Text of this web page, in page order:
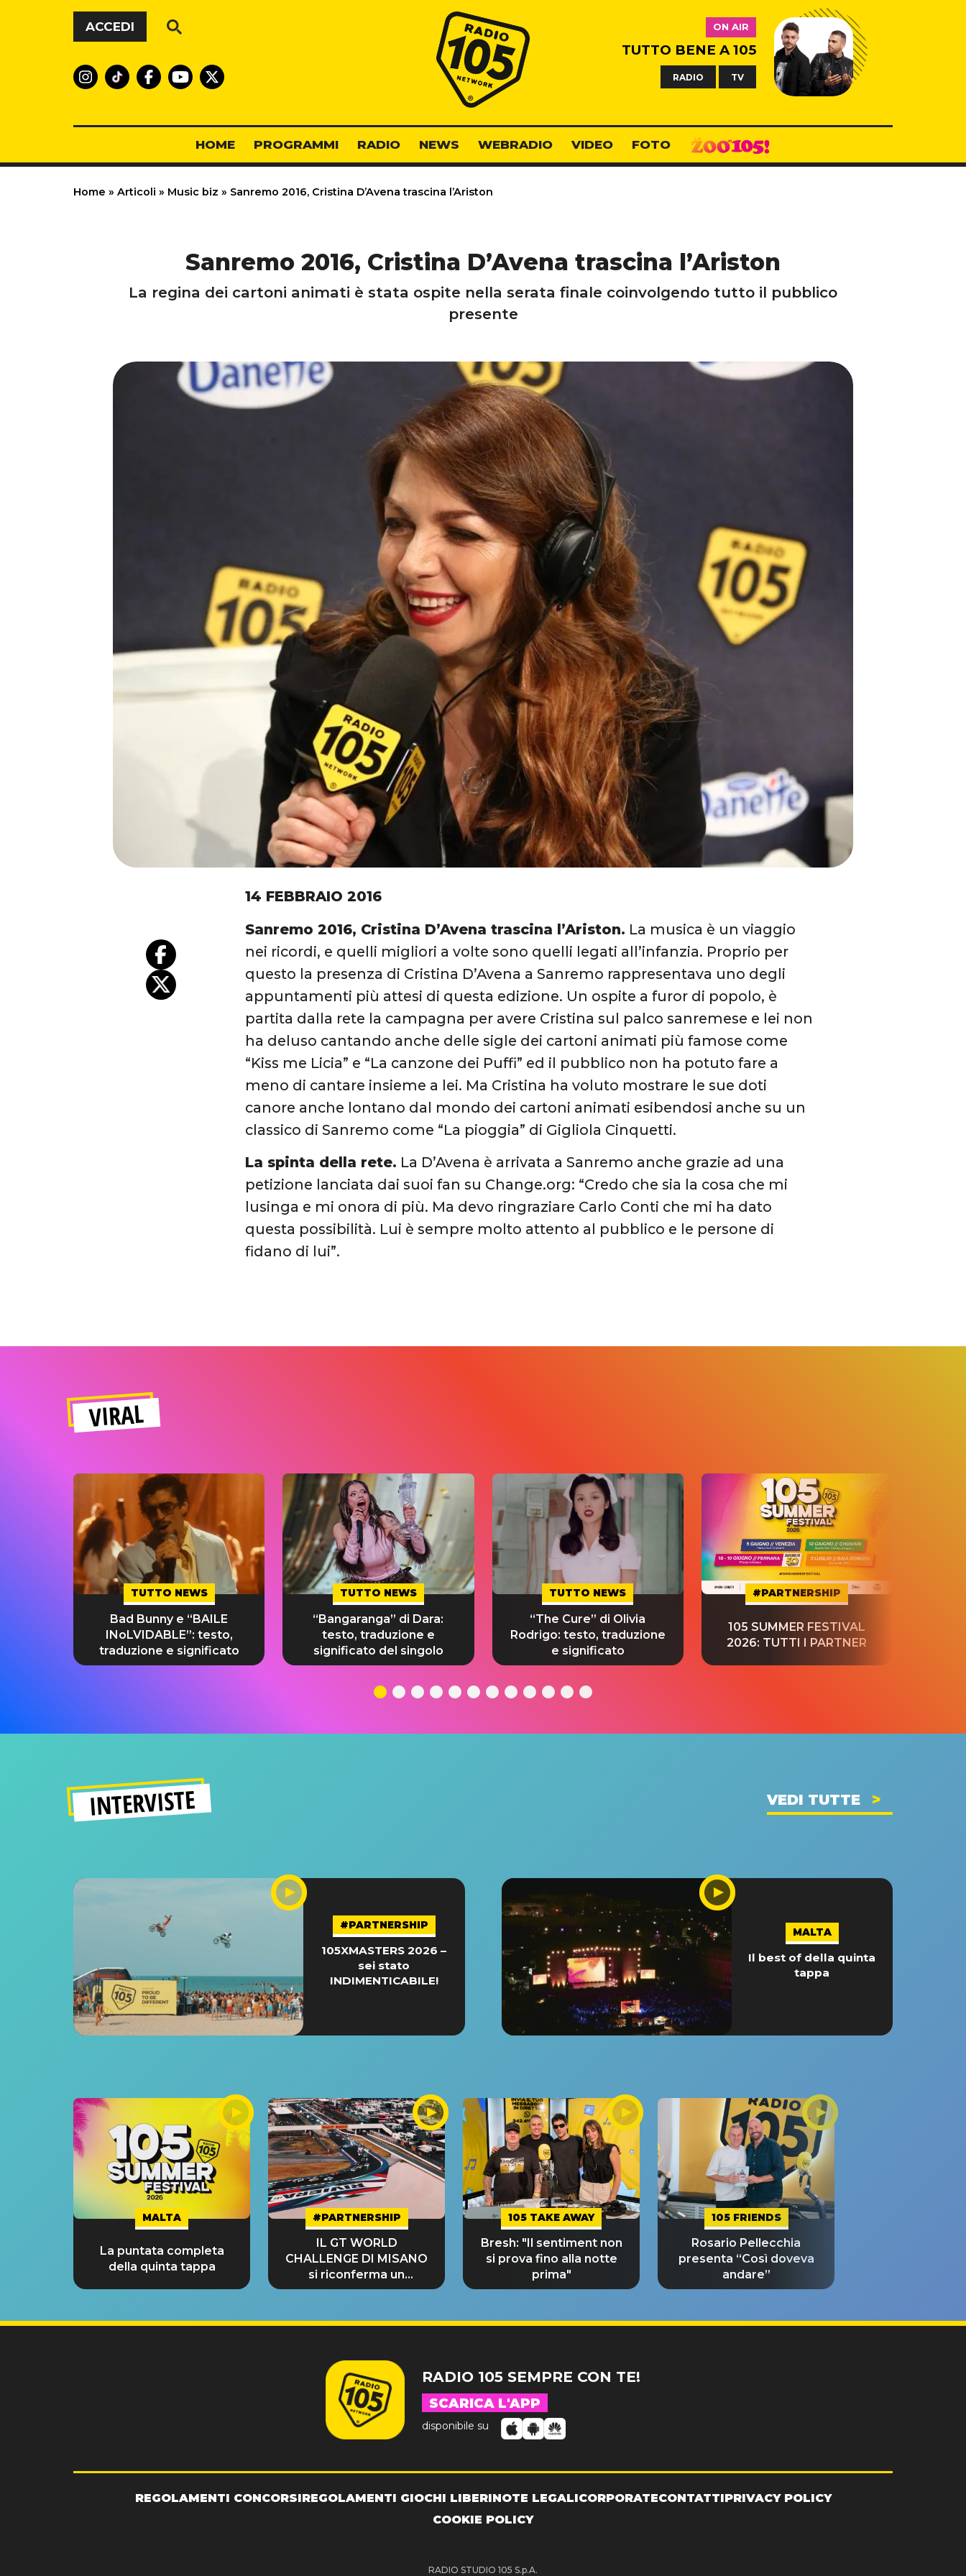
Vai al contenuto
ACCEDI
Radio 105
ON AIR
TUTTO BENE A 105
RADIO TV
HOME PROGRAMMI RADIO NEWS WEBRADIO VIDEO FOTO
Home » Articoli » Music biz » Sanremo 2016, Cristina D’Avena trascina l’Ariston
Sanremo 2016, Cristina D’Avena trascina l’Ariston
La regina dei cartoni animati è stata ospite nella serata finale coinvolgendo tutto il pubblico
presente
14 FEBBRAIO 2016
Sanremo 2016, Cristina D’Avena trascina l’Ariston. La musica è un viaggio
nei ricordi, e quelli migliori a volte sono quelli legati all’infanzia. Proprio per
questo la presenza di Cristina D’Avena a Sanremo rappresentava uno degli
appuntamenti più attesi di questa edizione. Un ospite a furor di popolo, è
partita dalla rete la campagna per avere Cristina sul palco sanremese e lei non
ha deluso cantando anche delle sigle dei cartoni animati più famose come
“Kiss me Licia” e “La canzone dei Puffi” ed il pubblico non ha potuto fare a
meno di cantare insieme a lei. Ma Cristina ha voluto mostrare le sue doti
canore anche lontano dal mondo dei cartoni animati esibendosi anche su un
classico di Sanremo come “La pioggia” di Gigliola Cinquetti.
La spinta della rete. La D’Avena è arrivata a Sanremo anche grazie ad una
petizione lanciata dai suoi fan su Change.org: “Credo che sia la cosa che mi
lusinga e mi onora di più. Ma devo ringraziare Carlo Conti che mi ha dato
questa possibilità. Lui è sempre molto attento al pubblico e le persone di
fidano di lui”.
VIRAL
TUTTO NEWS
Bad Bunny e “BAILE
INoLVIDABLE”: testo,
traduzione e significato
TUTTO NEWS
“Bangaranga” di Dara:
testo, traduzione e
significato del singolo
TUTTO NEWS
“The Cure” di Olivia
Rodrigo: testo, traduzione
e significato
#PARTNERSHIP
105 SUMMER FESTIVAL
2026: TUTTI I PARTNER
INTERVISTE VEDI TUTTE
#PARTNERSHIP
105XMASTERS 2026 –
sei stato
INDIMENTICABILE!
MALTA
Il best of della quinta
tappa
MALTA
La puntata completa
della quinta tappa
#PARTNERSHIP
IL GT WORLD
CHALLENGE DI MISANO
si riconferma un
GRANDE SUCCESSO!
105 TAKE AWAY
Bresh: "Il sentiment non
si prova fino alla notte
prima"
105 FRIENDS
Rosario Pellecchia
presenta “Così doveva
andare”
RADIO 105 SEMPRE CON TE!
SCARICA L'APP
disponibile su
REGOLAMENTI CONCORSIREGOLAMENTI GIOCHI LIBERINOTE LEGALICORPORATECONTATTIPRIVACY POLICY
COOKIE POLICY
RADIO STUDIO 105 S.p.A.